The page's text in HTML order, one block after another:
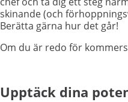
skinande (och
Berätta gärna hur det går!
Om du är redo för
Upptäck dina